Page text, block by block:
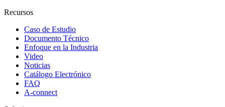
Recursos
Caso de Estudio
Documento Técnico
Enfoque en la Industria
Video
Noticias
Catálogo Electrónico
FAQ
A-connect